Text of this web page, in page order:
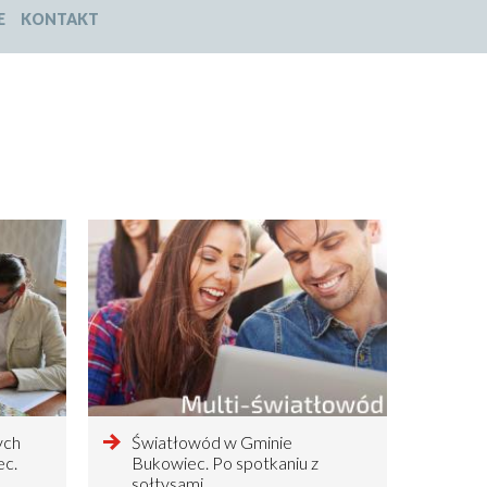
KONTAKT
czytaj
więcej
Światłowód w Gminie
Bukowiec. Po spotkaniu z